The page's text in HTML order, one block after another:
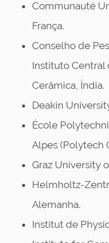
Communauté
França.
Conselho de
Instituto Central
Cerâmica, Índia.
Deakin
École
Alpes (Polytech
Graz University
Helmholtz-
Alemanha.
Institut de